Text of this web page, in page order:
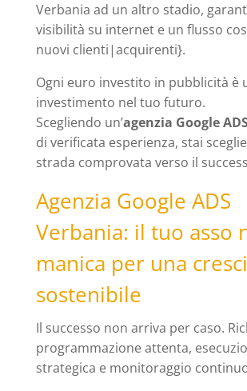
Verbania ad un altro stadio,
visibilità su internet e un flusso
nuovi clienti|acquirenti}.
Ogni euro investito in pubblicità è
investimento nel tuo futuro.
Scegliendo un’agenzia Google
di verificata esperienza, stai
strada comprovata verso il
Agenzia Google ADS
Verbania: il tuo asso
manica per una
sostenibile
Il successo non arriva per caso.
programmazione attenta,
strategica e monitoraggio